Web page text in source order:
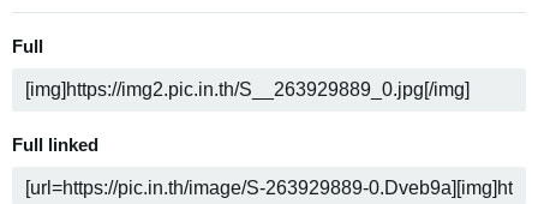
Full
Full linked